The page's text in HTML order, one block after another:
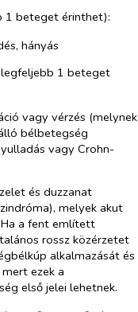
1 beteget érinthet):
hányás
1 beteget
vagy vérzés (melynek
bélbetegség
vagy Crohn-
és duzzanat
melyek akut
a fent említett
rossz közérzetet
alkalmazását és
ezek a
első jelei lehetnek.